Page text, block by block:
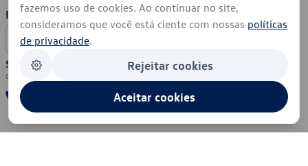
Formas de Pagamento
Segurança
fazemos uso de cookies. Ao continuar no site,
consideramos que você está ciente com nossas políticas
de privacidade.
Rejeitar cookies
Aceitar cookies